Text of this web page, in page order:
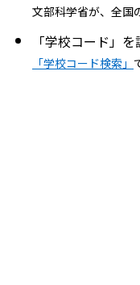
文部科学省が、全国
「学校コード」
「学校コード検索」